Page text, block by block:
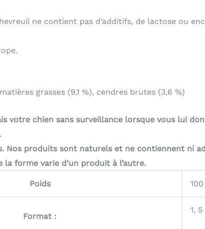
ne contient pas d’additifs, de lactose ou
grasses (9,1 %), cendres brutes (3,6 %)
votre chien sans surveillance lorsque vous lui
Nos produits sont naturels et ne contiennent ni
forme varie d’un produit à l’autre.
Poids
Format :
1, 5